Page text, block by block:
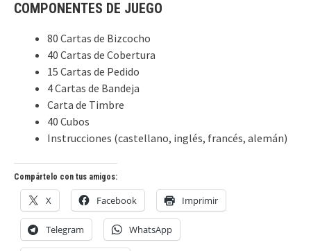
COMPONENTES DE JUEGO
80 Cartas de Bizcocho
40 Cartas de Cobertura
15 Cartas de Pedido
4 Cartas de Bandeja
Carta de Timbre
40 Cubos
Instrucciones (castellano, inglés, francés, alemán)
Compártelo con tus amigos:
X Facebook Imprimir
Telegram WhatsApp